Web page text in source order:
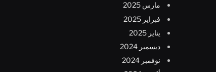
مارس 2025
فبراير 2025
يناير 2025
ديسمبر 2024
نوفمبر 2024